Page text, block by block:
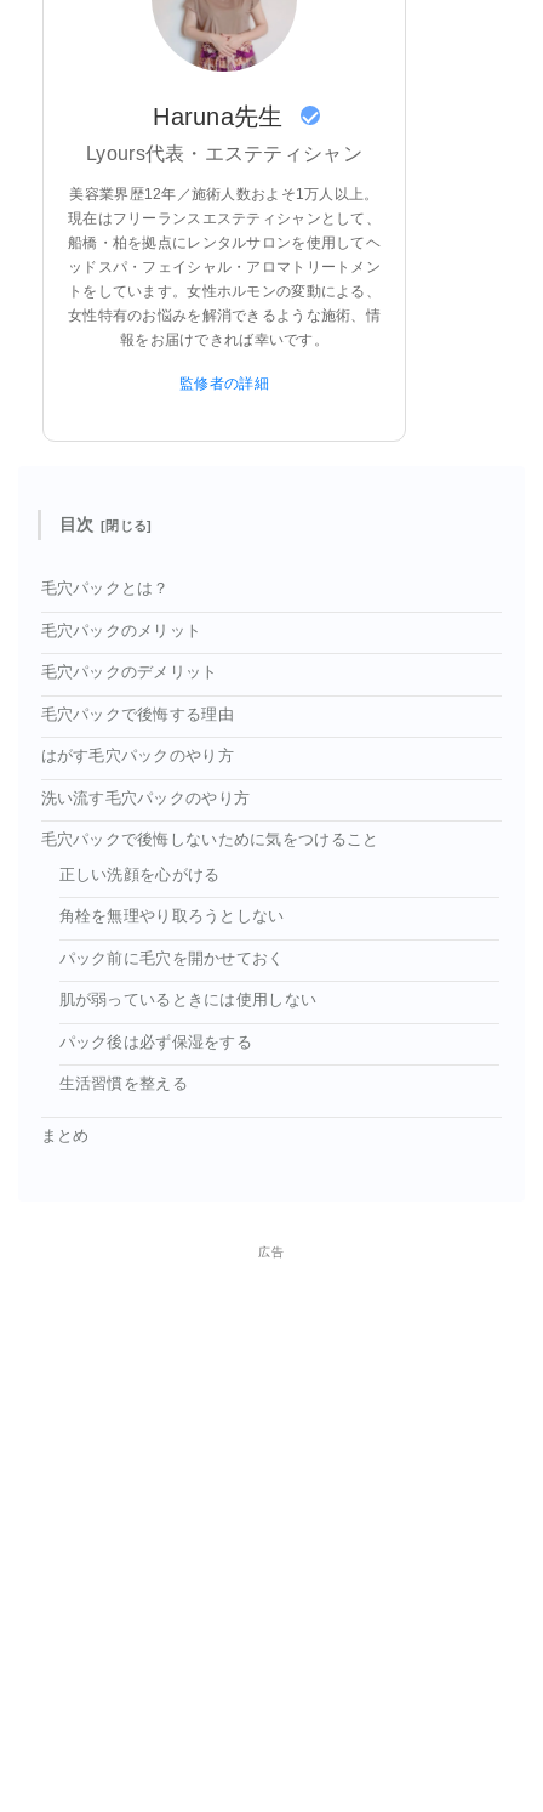
Haruna先生
Lyours代表・エステティシャン
美容業界歴12年／施術人数およそ1万人以上。
現在はフリーランスエステティシャンとして、
船橋・柏を拠点にレンタルサロンを使用してヘ
ッドスパ・フェイシャル・アロマトリートメン
トをしています。女性ホルモンの変動による、
女性特有のお悩みを解消できるような施術、情
報をお届けできれば幸いです。
監修者の詳細
目次
毛穴パックとは？
毛穴パックのメリット
毛穴パックのデメリット
毛穴パックで後悔する理由
はがす毛穴パックのやり方
洗い流す毛穴パックのやり方
毛穴パックで後悔しないために気をつけること
正しい洗顔を心がける
角栓を無理やり取ろうとしない
パック前に毛穴を開かせておく
肌が弱っているときには使用しない
パック後は必ず保湿をする
生活習慣を整える
まとめ
広告